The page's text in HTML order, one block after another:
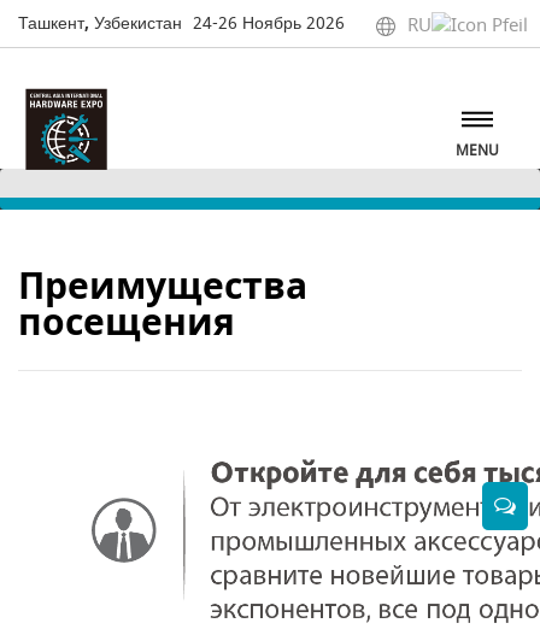
Ташкент, Узбекистан 24-26 Ноябрь 2026 RU
MENU
Преимущества
посещения